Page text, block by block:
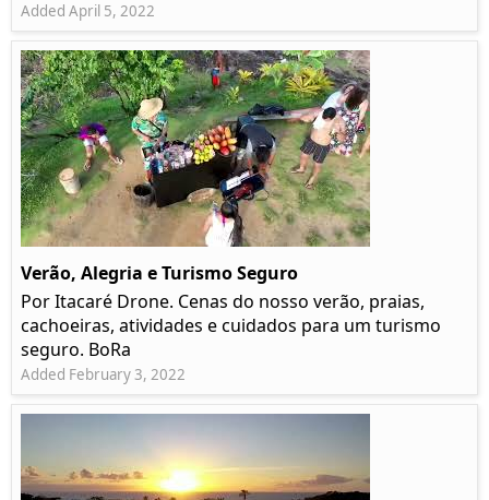
Added April 5, 2022
Verão, Alegria e Turismo Seguro
Por Itacaré Drone. Cenas do nosso verão, praias,
cachoeiras, atividades e cuidados para um turismo
seguro. BoRa
Added February 3, 2022